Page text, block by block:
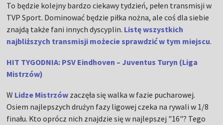
To będzie kolejny bardzo ciekawy tydzień, pełen transmisji w
TVP Sport. Dominować będzie piłka nożna, ale coś dla siebie
znajdą także fani innych dyscyplin. Listę wszystkich
najbliższych transmisji możecie sprawdzić w tym miejscu.
HIT TYGODNIA: PSV Eindhoven – Juventus Turyn (Liga
Mistrzów)
W Lidze Mistrzów zaczęła się walka w fazie pucharowej.
Osiem najlepszych drużyn fazy ligowej czeka na rywali w 1/8
finału. Kto oprócz nich znajdzie się w najlepszej "16"? Tego